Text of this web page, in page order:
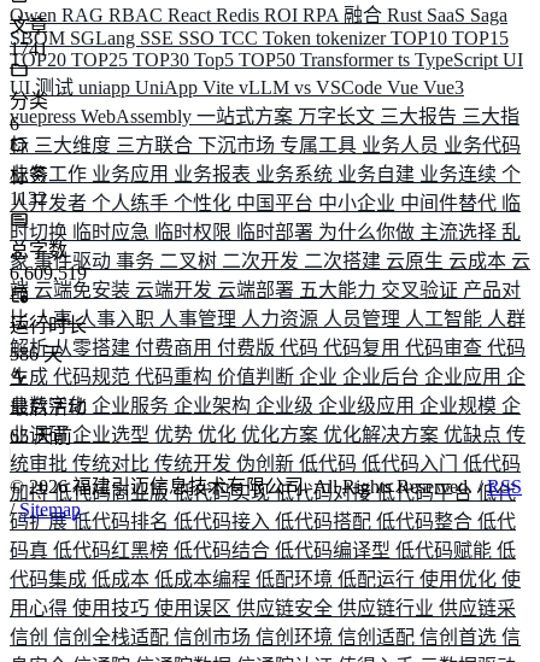
Qwen RAG RBAC React Redis ROI RPA 融合 Rust SaaS Saga
SBOM SGLang SSE SSO TCC Token tokenizerTOP10 TOP15
TOP20 TOP25 TOP30 Top5 TOP50 Transformerts TypeScript UI
UI 测试 uniapp UniApp Vite vLLM vs VSCode Vue Vue3
vuepress WebAssembly 一站式方案 万字长文 三大报告 三大指
标 三大维度 三方联合 下沉市场 专属工具 业务人员 业务代码
业务工作 业务应用 业务报表 业务系统 业务自建 业务连续 个
人开发者 个人练手 个性化 中国平台 中小企业 中间件替代 临
时切换 临时应急 临时权限 临时部署 为什么你做 主流选择 乱
象 事件驱动 事务 二叉树 二次开发 二次搭建 云原生 云成本 云
端 云端免安装 云端开发 云端部署 五大能力 交叉验证 产品对
比人事人事入职 人事管理 人力资源 人员管理 人工智能 人群
解析从零搭建 付费商用 付费版 代码 代码复用 代码审查 代码
生成 代码规范 代码重构 价值判断 企业 企业后台 企业应用 企
业数字化 企业服务 企业架构 企业级 企业级应用 企业规模 企
业调研企业选型 优势 优化 优化方案 优化解决方案 优缺点 传
统审批 传统对比 传统开发 伪创新 低代码 低代码入门 低代码
加持低代码商业版低代码实现低代码对接低代码平台 低代
码扩展低代码排名 低代码接入 低代码搭配 低代码整合 低代
码真 低代码红黑榜 低代码结合 低代码编译型 低代码赋能 低
代码集成 低成本 低成本编程 低配环境 低配运行 使用优化 使
用心得 使用技巧 使用误区 供应链安全 供应链行业 供应链采
信创 信创全栈适配 信创市场 信创环境 信创适配 信创首选 信
文章
1741
分类
6
标签
1132
总字数
6,609,519
运行时长
586 天
最后活动
65 天前
©2026福建引迈信息技术有限公司. All Rights Reserved. /RSS
/Sitemap